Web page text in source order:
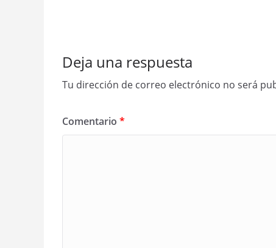
Deja una respuesta
Tu dirección de correo electrónico no será
Comentario *